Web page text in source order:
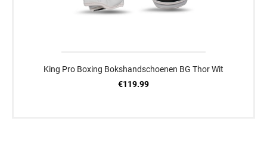
King Pro Boxing Bokshandschoenen BG Thor Wit
€119.99